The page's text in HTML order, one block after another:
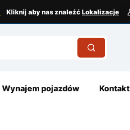
Kliknij aby nas znaleźćLokalizacje
Wynajem pojazdów Kontakt